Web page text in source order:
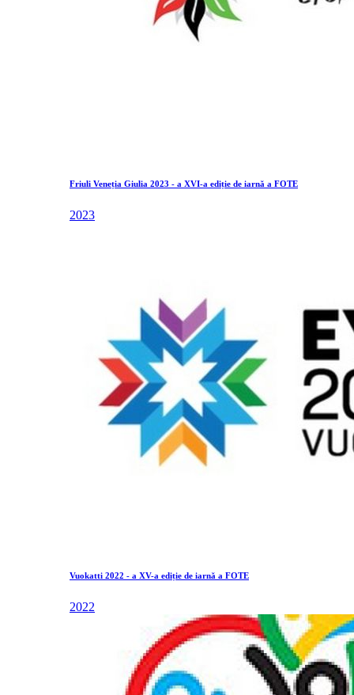
Friuli Veneția Giulia 2023 - a XVI-a ediție de iarnă a FOTE
2023
Vuokatti 2022 - a XV-a ediție de iarnă a FOTE
2022